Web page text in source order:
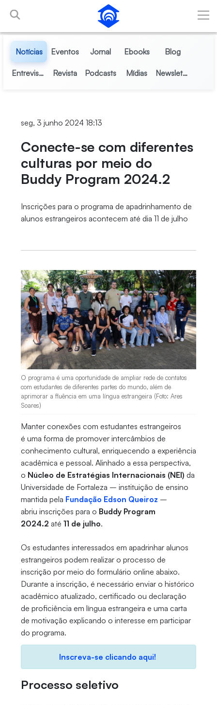
Pular para o Conteúdo principal
Notícias Eventos Jornal Ebooks Blog
Entrevistas Revista Podcasts Mídias Newsletter
seg, 3 junho 2024 18:13
Conecte-se com diferentes
culturas por meio do
Buddy Program 2024.2
Inscrições para o programa de apadrinhamento de
alunos estrangeiros acontecem até dia 11 de julho
O programa é uma oportunidade de ampliar rede de contatos
com estudantes de diferentes partes do mundo, além de
aprimorar a fluência em uma língua estrangeira (Foto: Ares
Soares)
Manter conexões com estudantes estrangeiros
é uma forma de promover intercâmbios de
conhecimento cultural, enriquecendo a experiência
acadêmica e pessoal. Alinhado a essa perspectiva,
o Núcleo de Estratégias Internacionais (NEI) da
Universidade de Fortaleza – instituição de ensino
mantida pela Fundação Edson Queiroz –
abriu inscrições para o Buddy Program
2024.2 até 11 de julho.
Os estudantes interessados em apadrinhar alunos
estrangeiros podem realizar o processo de
inscrição por meio do formulário online abaixo.
Durante a inscrição, é necessário enviar o histórico
acadêmico atualizado, certificado ou declaração
de proficiência em língua estrangeira e uma carta
de motivação explicando o interesse em participar
do programa.
Inscreva-se clicando aqui!
Processo seletivo